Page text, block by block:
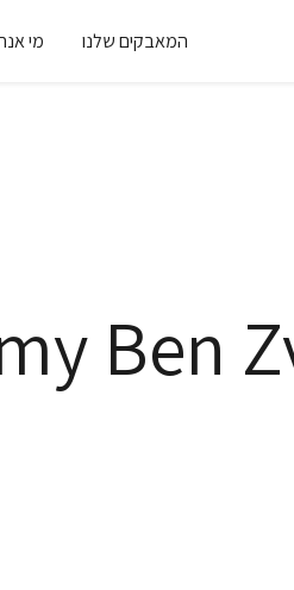
המאבקים שלנו מי
Ben